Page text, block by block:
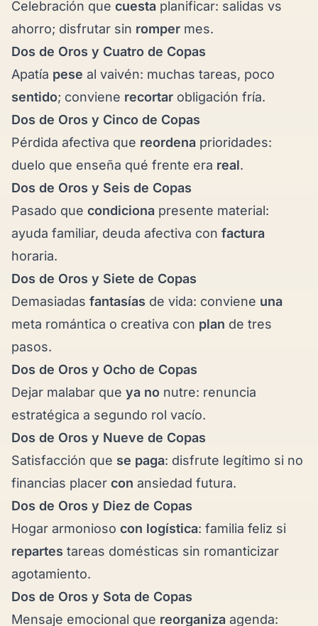
Celebración que cuesta planificar: salidas vs
ahorro; disfrutar sin romper mes.
Dos de Oros y Cuatro de Copas
Apatía pese al vaivén: muchas tareas, poco
sentido; conviene recortar obligación fría.
Dos de Oros y Cinco de Copas
Pérdida afectiva que reordena prioridades:
duelo que enseña qué frente era real.
Dos de Oros y Seis de Copas
Pasado que condiciona presente material:
ayuda familiar, deuda afectiva con factura
horaria.
Dos de Oros y Siete de Copas
Demasiadas fantasías de vida: conviene una
meta romántica o creativa con plan de tres
pasos.
Dos de Oros y Ocho de Copas
Dejar malabar que ya no nutre: renuncia
estratégica a segundo rol vacío.
Dos de Oros y Nueve de Copas
Satisfacción que se paga: disfrute legítimo si no
financias placer con ansiedad futura.
Dos de Oros y Diez de Copas
Hogar armonioso con logística: familia feliz si
repartes tareas domésticas sin romanticizar
agotamiento.
Dos de Oros y Sota de Copas
Mensaje emocional que reorganiza agenda: